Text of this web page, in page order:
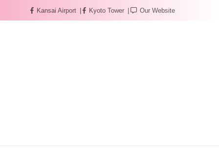
Kansai Airport Kyoto Tower Our Website